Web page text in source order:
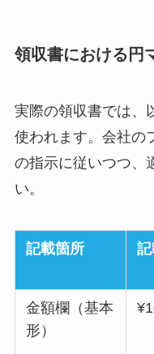
領収書における円
実際の領収書では、
使われます。会社の
の指示に従いつつ、
い。
記載箇所 記
金額欄（基本
形）